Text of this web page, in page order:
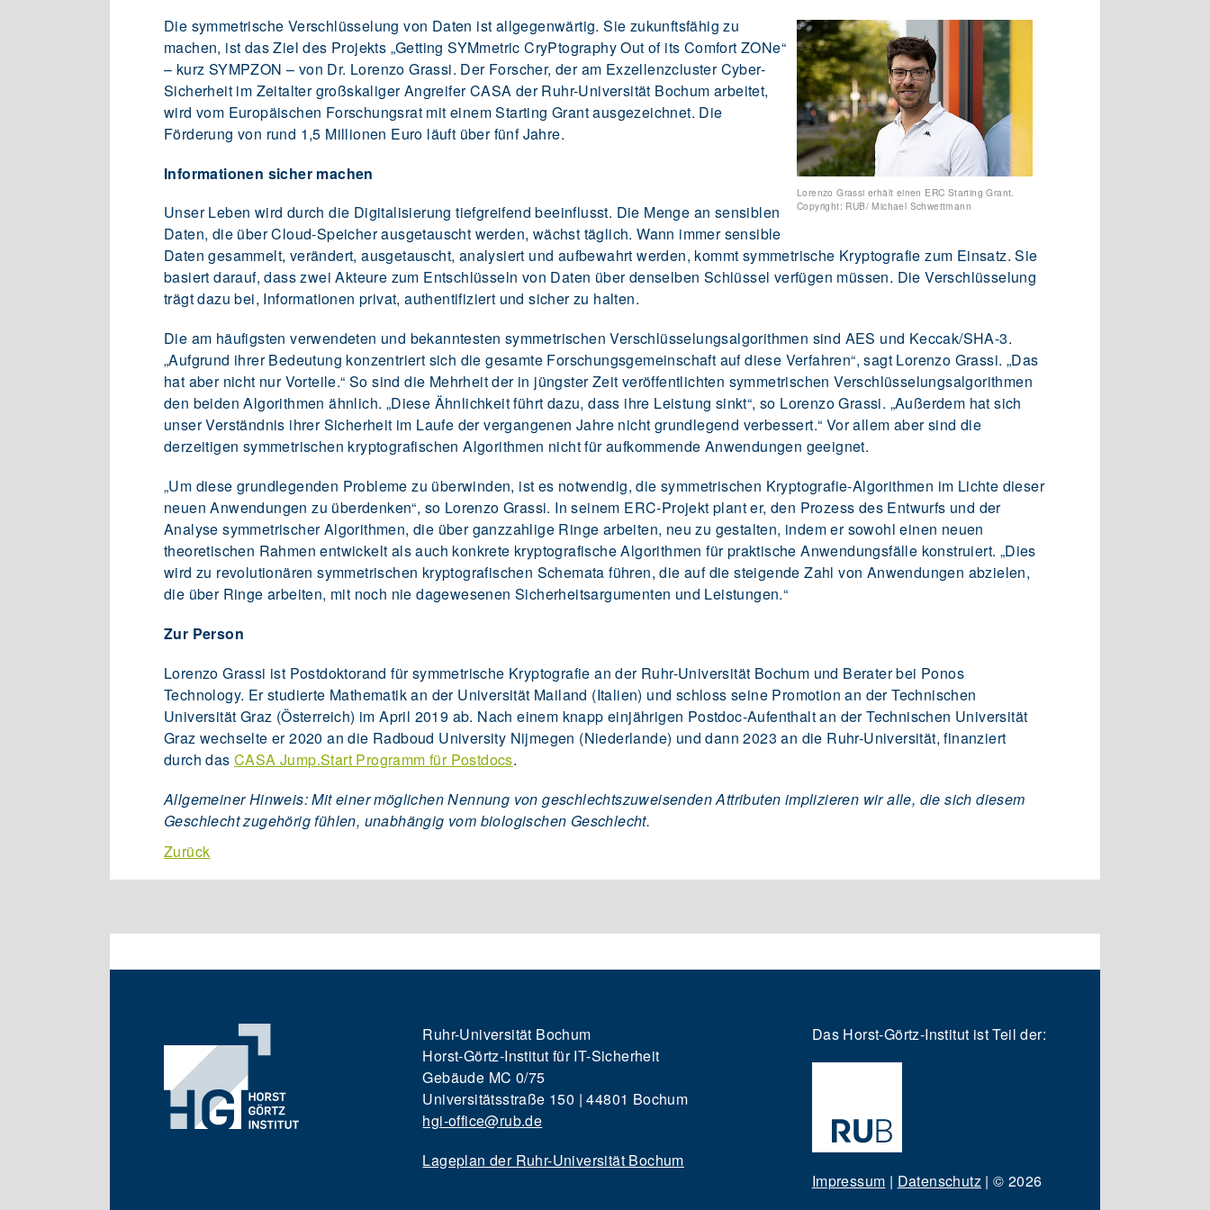
Lorenzo Grassi erhält einen ERC Starting Grant.
Copyright: RUB/ Michael Schwettmann
Die symmetrische Verschlüsselung von Daten ist allgegenwärtig. Sie zukunftsfähig zu
machen, ist das Ziel des Projekts „Getting SYMmetric CryPtography Out of its Comfort ZONe“
– kurz SYMPZON – von Dr. Lorenzo Grassi. Der Forscher, der am Exzellenzcluster Cyber-
Sicherheit im Zeitalter großskaliger Angreifer CASA der Ruhr-Universität Bochum arbeitet,
wird vom Europäischen Forschungsrat mit einem Starting Grant ausgezeichnet. Die
Förderung von rund 1,5 Millionen Euro läuft über fünf Jahre.
Informationen sicher machen
Unser Leben wird durch die Digitalisierung tiefgreifend beeinflusst. Die Menge an sensiblen
Daten, die über Cloud-Speicher ausgetauscht werden, wächst täglich. Wann immer sensible
Daten gesammelt, verändert, ausgetauscht, analysiert und aufbewahrt werden, kommt symmetrische Kryptografie zum Einsatz. Sie
basiert darauf, dass zwei Akteure zum Entschlüsseln von Daten über denselben Schlüssel verfügen müssen. Die Verschlüsselung
trägt dazu bei, Informationen privat, authentifiziert und sicher zu halten.
Die am häufigsten verwendeten und bekanntesten symmetrischen Verschlüsselungsalgorithmen sind AES und Keccak/SHA-3.
„Aufgrund ihrer Bedeutung konzentriert sich die gesamte Forschungsgemeinschaft auf diese Verfahren“, sagt Lorenzo Grassi. „Das
hat aber nicht nur Vorteile.“ So sind die Mehrheit der in jüngster Zeit veröffentlichten symmetrischen Verschlüsselungsalgorithmen
den beiden Algorithmen ähnlich. „Diese Ähnlichkeit führt dazu, dass ihre Leistung sinkt“, so Lorenzo Grassi. „Außerdem hat sich
unser Verständnis ihrer Sicherheit im Laufe der vergangenen Jahre nicht grundlegend verbessert.“ Vor allem aber sind die
derzeitigen symmetrischen kryptografischen Algorithmen nicht für aufkommende Anwendungen geeignet.
„Um diese grundlegenden Probleme zu überwinden, ist es notwendig, die symmetrischen Kryptografie-Algorithmen im Lichte dieser
neuen Anwendungen zu überdenken“, so Lorenzo Grassi. In seinem ERC-Projekt plant er, den Prozess des Entwurfs und der
Analyse symmetrischer Algorithmen, die über ganzzahlige Ringe arbeiten, neu zu gestalten, indem er sowohl einen neuen
theoretischen Rahmen entwickelt als auch konkrete kryptografische Algorithmen für praktische Anwendungsfälle konstruiert. „Dies
wird zu revolutionären symmetrischen kryptografischen Schemata führen, die auf die steigende Zahl von Anwendungen abzielen,
die über Ringe arbeiten, mit noch nie dagewesenen Sicherheitsargumenten und Leistungen.“
Zur Person
Lorenzo Grassi ist Postdoktorand für symmetrische Kryptografie an der Ruhr-Universität Bochum und Berater bei Ponos
Technology. Er studierte Mathematik an der Universität Mailand (Italien) und schloss seine Promotion an der Technischen
Universität Graz (Österreich) im April 2019 ab. Nach einem knapp einjährigen Postdoc-Aufenthalt an der Technischen Universität
Graz wechselte er 2020 an die Radboud University Nijmegen (Niederlande) und dann 2023 an die Ruhr-Universität, finanziert
durch dasCASA Jump.Start Programm für Postdocs.
Allgemeiner Hinweis: Mit einer möglichen Nennung von geschlechtszuweisenden Attributen implizieren wir alle, die sich diesem
Geschlecht zugehörig fühlen, unabhängig vom biologischen Geschlecht.
Zurück
Ruhr-Universität Bochum
Horst-Görtz-Institut für IT-Sicherheit
Gebäude MC 0/75
Universitätsstraße 150 | 44801 Bochum
hgi-office@rub.de
Lageplan der Ruhr-Universität Bochum
Das Horst-Görtz-Institut ist Teil der:
Impressum | Datenschutz |© 2026